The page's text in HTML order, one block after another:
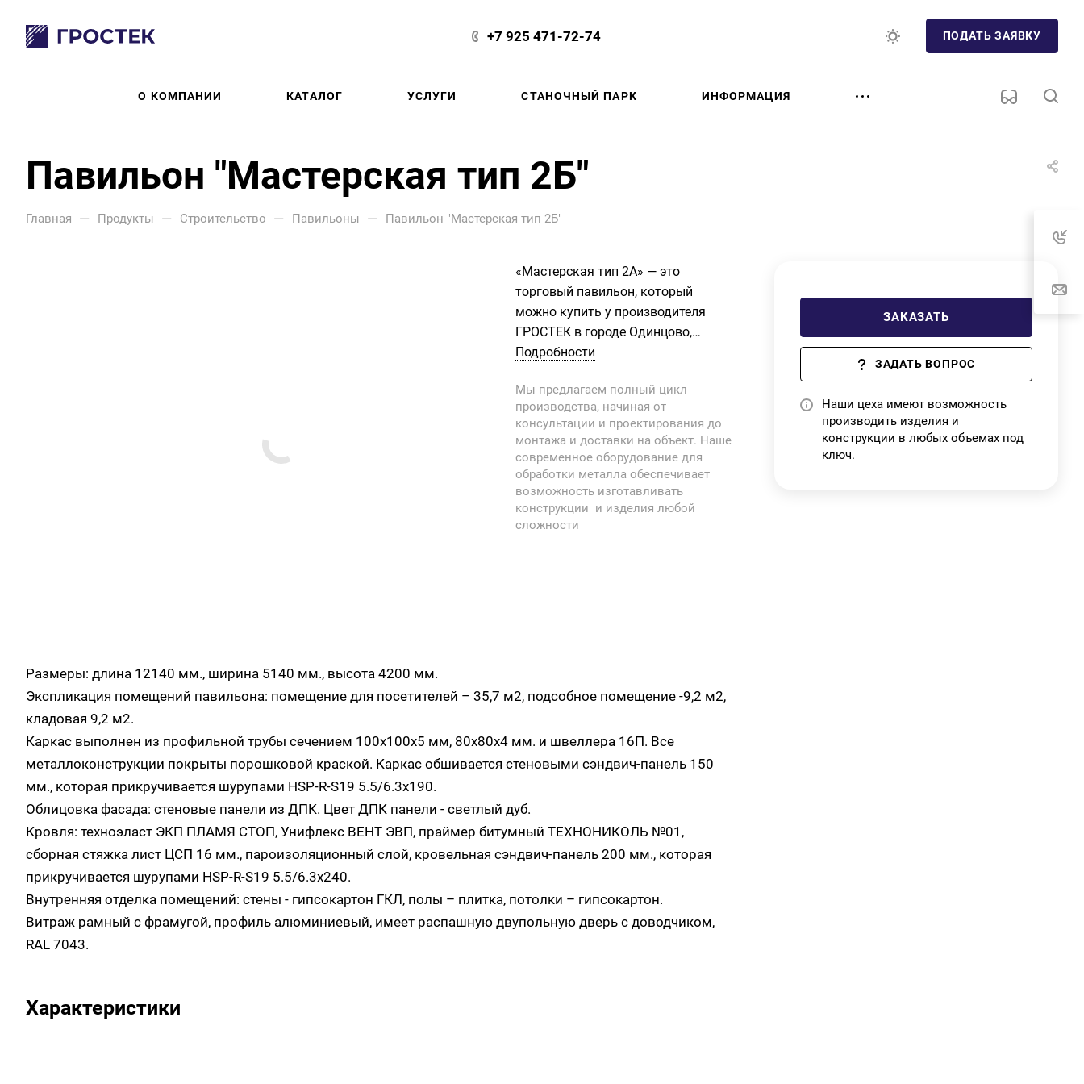
+7 925 471-72-74 ПОДАТЬ ЗАЯВКУ
О КОМПАНИИ КАТАЛОГ УСЛУГИ СТАНОЧНЫЙ ПАРК ИНФОРМАЦИЯ
Павильон "Мастерская тип 2Б"
Главная — Продукты — Строительство — Павильоны — Павильон "Мастерская тип 2Б"
ЗАКАЗАТЬ
ЗАДАТЬ ВОПРОС
Наши цеха имеют возможность
производить изделия и
конструкции в любых объемах под
ключ.
«Мастерская тип 2А» — это
торговый павильон, который
можно купить у производителя
ГРОСТЕК в городе Одинцово,
Московской области. Он
имеет оптимальные размеры длина
12140 мм., ширина 5140 мм.,
высота 4200 мм. Полезная
площадь павильона для
посетителей – 35,7 м2, подсобное
помещение - 9,2 м2, кладовая - 9,2
м2.
Подробности
Мы предлагаем полный цикл
производства, начиная от
консультации и проектирования до
монтажа и доставки на объект. Наше
современное оборудование для
обработки металла обеспечивает
возможность изготавливать
конструкции и изделия любой
сложности
Размеры: длина 12140 мм., ширина 5140 мм., высота 4200 мм.
Экспликация помещений павильона: помещение для посетителей – 35,7 м2, подсобное помещение -9,2 м2,
кладовая 9,2 м2.
Каркас выполнен из профильной трубы сечением 100х100х5 мм, 80х80х4 мм. и швеллера 16П. Все
металлоконструкции покрыты порошковой краской. Каркас обшивается стеновыми сэндвич-панель 150
мм., которая прикручивается шурупами HSP-R-S19 5.5/6.3x190.
Облицовка фасада: стеновые панели из ДПК. Цвет ДПК панели - светлый дуб.
Кровля: техноэласт ЭКП ПЛАМЯ СТОП, Унифлекс ВЕНТ ЭВП, праймер битумный ТЕХНОНИКОЛЬ №01,
сборная стяжка лист ЦСП 16 мм., пароизоляционный слой, кровельная сэндвич-панель 200 мм., которая
прикручивается шурупами HSP-R-S19 5.5/6.3x240.
Внутренняя отделка помещений: стены - гипсокартон ГКЛ, полы – плитка, потолки – гипсокартон.
Витраж рамный с фрамугой, профиль алюминиевый, имеет распашную двупольную дверь с доводчиком,
RAL 7043.
Характеристики